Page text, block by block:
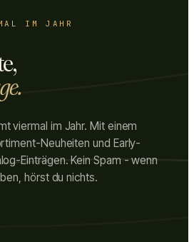
IM JAHR
viermal im Jahr. Mit einem
Neuheiten und Early-
Einträgen. Kein Spam - wenn
hörst du nichts.